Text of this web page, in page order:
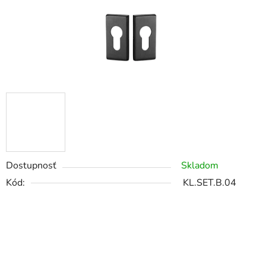
Dostupnosť
Skladom
Kód:
KL.SET.B.04